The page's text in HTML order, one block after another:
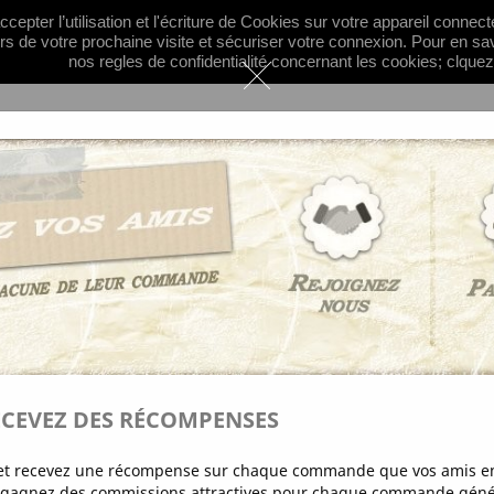
l’utilisation et l'écriture de Cookies sur votre appareil
de votre prochaine visite et sécuriser votre connexion. Pour en
nos regles de confidentialité concernant les cookies; clquez
English
MIXED CONTENT
Hot
Bag Jewelry
WHITE FLOWER
€9.90
DES RÉCOMPENSES
recevez une récompense sur chaque commande que vos amis